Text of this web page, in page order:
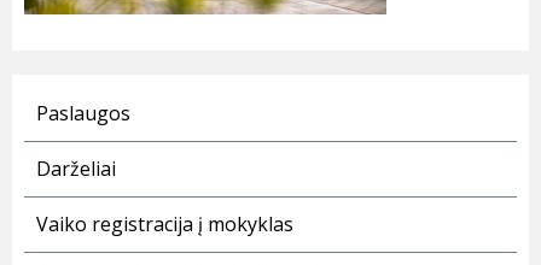
Paslaugos
Darželiai
Vaiko registracija į mokyklas